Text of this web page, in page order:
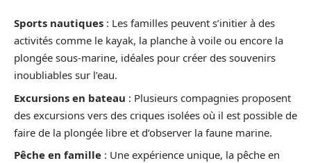
Sports nautiques : Les familles peuvent s’initier à des
activités comme le kayak, la planche à voile ou encore la
plongée sous-marine, idéales pour créer des souvenirs
inoubliables sur l’eau.
Excursions en bateau : Plusieurs compagnies proposent
des excursions vers des criques isolées où il est possible de
faire de la plongée libre et d’observer la faune marine.
Pêche en famille : Une expérience unique, la pêche en